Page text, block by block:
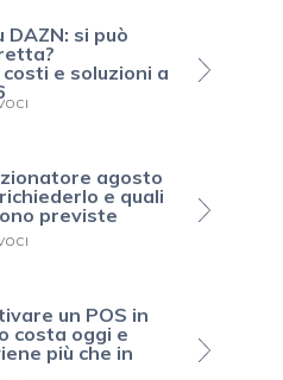
DAZN: si può
e soluzioni a
agosto
e quali
previste
un POS in
costa oggi e
più che in